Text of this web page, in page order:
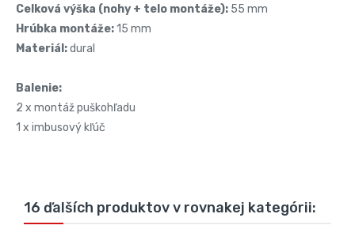
Celková výška (nohy + telo montáže): 55 mm
Hrúbka montáže:15 mm
Materiál:dural
Balenie:
2 x montáž puškohľadu
1 x imbusový kľúč
16 ďalších produktov v rovnakej kategórii: